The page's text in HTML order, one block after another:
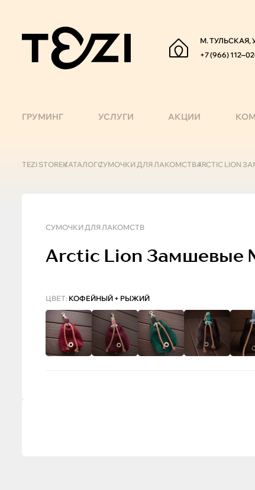
М. ТУЛЬСКАЯ,
+7 (966)
ГРУМИНГ УСЛУГИ АКЦИИ
TEZI STOREКАТАЛОГСУМОЧКИ ДЛЯ ЛАКОМСТВARCTIC LION
СУМОЧКИ ДЛЯ ЛАКОМСТВ
Arctic Lion Замшевые
ЦВЕТ: КОФЕЙНЫЙ + РЫЖИЙ